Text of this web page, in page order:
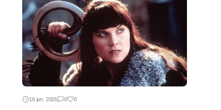
16 jun, 2026 0 0